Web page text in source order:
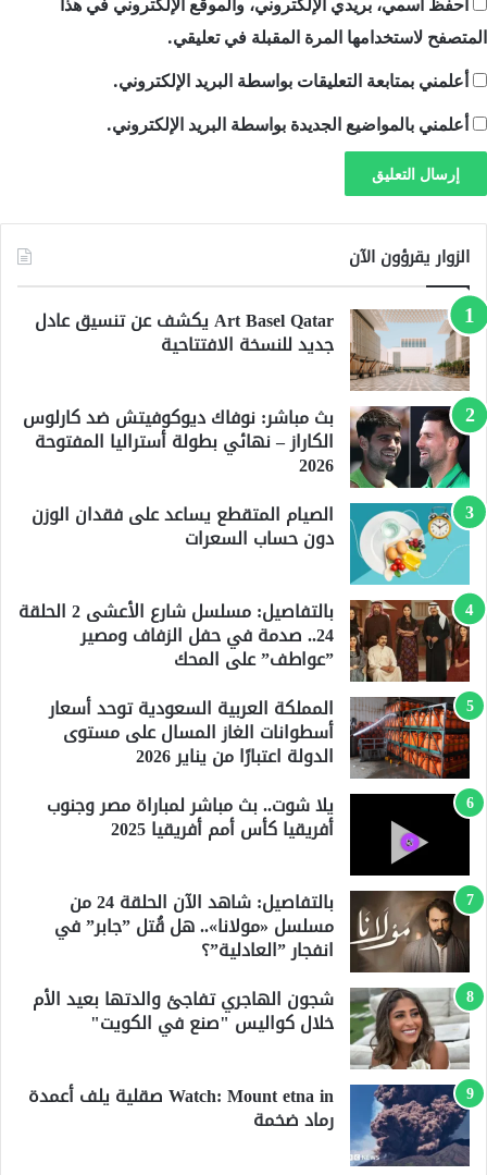
المتصفح لاستخدامها المرة المقبلة في تعليقي.
أعلمني بمتابعة التعليقات بواسطة البريد الإلكتروني.
أعلمني بالمواضيع الجديدة بواسطة البريد الإلكتروني.
الزوار يقرؤون الآن
Art Basel Qatar يكشف عن تنسيق عادل
جديد للنسخة الافتتاحية
بث مباشر: نوفاك ديوكوفيتش ضد كارلوس
الكاراز – نهائي بطولة أستراليا المفتوحة
2026
الصيام المتقطع يساعد على فقدان الوزن
دون حساب السعرات
بالتفاصيل: مسلسل شارع الأعشى 2 الحلقة
24.. صدمة في حفل الزفاف ومصير
”عواطف” على المحك
المملكة العربية السعودية توحد أسعار
أسطوانات الغاز المسال على مستوى
الدولة اعتبارًا من يناير 2026
يلا شوت.. بث مباشر لمباراة مصر وجنوب
أفريقيا كأس أمم أفريقيا 2025
بالتفاصيل: شاهد الآن الحلقة 24 من
مسلسل «مولانا».. هل قُتل ”جابر” في
انفجار ”العادلية”؟
شجون الهاجري تفاجئ والدتها بعيد الأم
خلال كواليس "صنع في الكويت"
Watch: Mount etna in صقلية يلف أعمدة
رماد ضخمة